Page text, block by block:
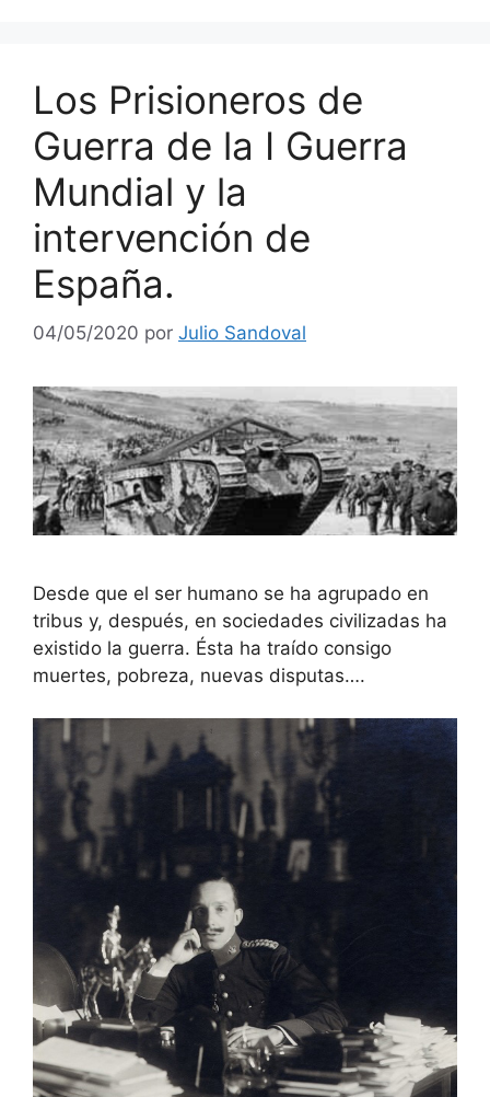
Los Prisioneros de
Guerra de la I Guerra
Mundial y la
intervención de
España.
04/05/2020 por Julio Sandoval
Desde que el ser humano se ha agrupado en
tribus y, después, en sociedades civilizadas ha
existido la guerra. Ésta ha traído consigo
muertes, pobreza, nuevas disputas….